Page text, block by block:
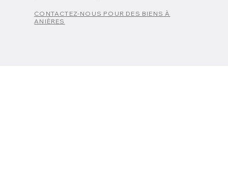
CONTACTEZ-NOUS POUR DES BIENS À
ANIÈRES